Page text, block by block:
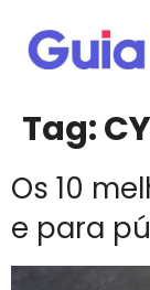
Tag:
Os 10
e para